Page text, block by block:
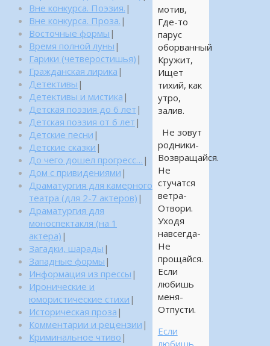
мотив,
Где-то
парус
оборванный
Кружит,
Ищет
тихий, как
утро,
залив.
Не зовут
родники-
Возвращайся.
Не
стучатся
ветра-
Отвори.
Уходя
навсегда-
Не
прощайся.
Если
любишь
меня-
Отпусти.
Если
Вне конкурса. Поэзия. |
Вне конкурса. Проза. |
Восточные формы |
Время полной луны |
Гарики (четверостишья) |
Гражданская лирика |
Детективы |
Детективы и мистика |
Детская поэзия до 6 лет |
Детская поэзия от 6 лет |
Детские песни |
Детские сказки |
До чего дошел прогресс… |
Дом с привидениями |
Драматургия для камерного
театра (для 2-7 актеров) |
Драматургия для
моноспектакля (на 1
актера) |
Загадки, шарады |
Западные формы |
Информация из прессы |
Иронические и
юмористические стихи |
Историческая проза |
Комментарии и рецензии |
Криминальное чтиво |